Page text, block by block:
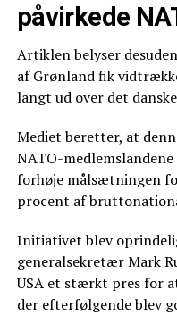
påvirkede
Artiklen belyser
af Grønland fik
langt ud over det
Mediet beretter, at
NATO-
forhøje målsætningen
procent af
Initiativet blev
generalsekretær Mark
USA et stærkt pres for
der efterfølgende blev